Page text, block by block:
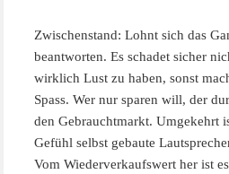
Zwischenstand: Lohnt sich das
beantworten. Es schadet sicher
wirklich Lust zu haben, sonst
Spass. Wer nur sparen will, der
den Gebrauchtmarkt. Umgekehrt
Gefühl selbst gebaute
Vom Wiederverkaufswert her ist